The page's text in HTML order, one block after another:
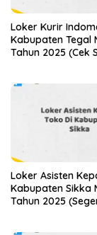
Loker Kurir
Kabupaten Tegal
Tahun 2025 (Cek
Loker Asisten
Kabupaten Sikka
Tahun 2025